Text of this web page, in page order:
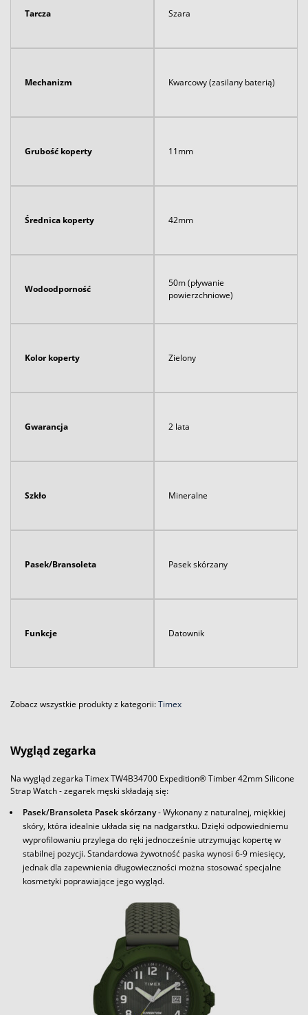
Tarcza Szara
Mechanizm Kwarcowy (zasilany baterią)
Grubość koperty 11mm
Średnica koperty 42mm
Wodoodporność
50m (pływanie
powierzchniowe)
Kolor koperty Zielony
Gwarancja 2 lata
Szkło Mineralne
Pasek/Bransoleta Pasek skórzany
Funkcje Datownik
Zobacz wszystkie produkty z kategorii:Timex
Wygląd zegarka
Na wygląd zegarka Timex TW4B34700 Expedition® Timber 42mm Silicone
Strap Watch - zegarek męski składają się:
Pasek/Bransoleta Pasek skórzany- Wykonany z naturalnej, miękkiej
skóry, która idealnie układa się na nadgarstku. Dzięki odpowiedniemu
wyprofilowaniu przylega do ręki jednocześnie utrzymując kopertę w
stabilnej pozycji. Standardowa żywotność paska wynosi 6-9 miesięcy,
jednak dla zapewnienia długowieczności można stosować specjalne
kosmetyki poprawiające jego wygląd.